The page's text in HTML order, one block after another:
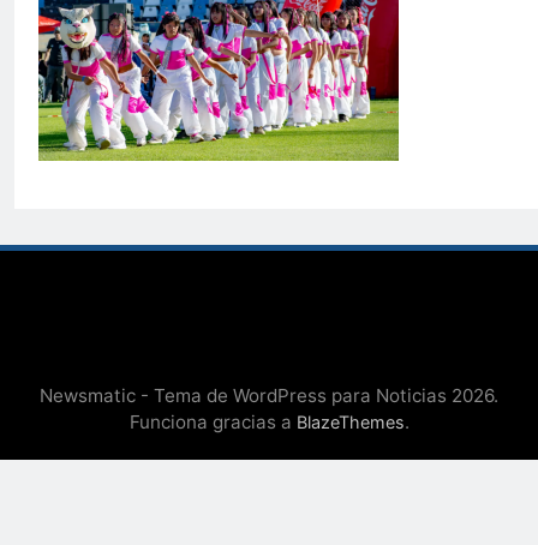
Newsmatic - Tema de WordPress para Noticias 2026.
Funciona gracias a BlazeThemes.